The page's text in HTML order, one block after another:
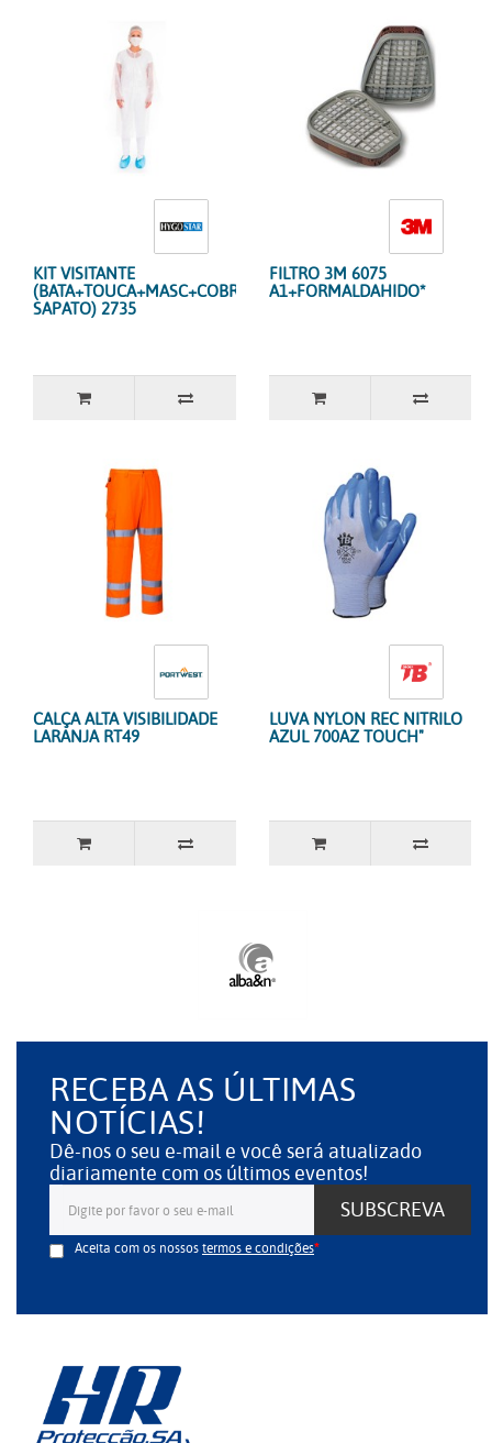
KIT VISITANTE
(BATA+TOUCA+MASC+COBRE
SAPATO) 2735
FILTRO 3M 6075
A1+FORMALDAHIDO*
CALÇA ALTA VISIBILIDADE
LARANJA RT49
LUVA NYLON REC NITRILO
AZUL 700AZ TOUCH"
RECEBA AS ÚLTIMAS
NOTÍCIAS!
Dê-nos o seu e-mail e você será atualizado
diariamente com os últimos eventos!
SUBSCREVA
Aceita com os nossostermos e condições